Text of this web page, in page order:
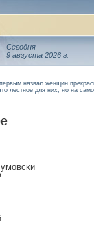
Сегодня
9 августа 2026 г.
первым назвал женщин
лестное для них, но на